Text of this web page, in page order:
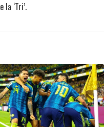
‘Tri’.